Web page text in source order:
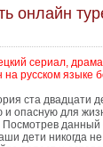
онлайн
сериал,
русском языке
ста двадцати
и опасную для
Посмотрев
дети никогда